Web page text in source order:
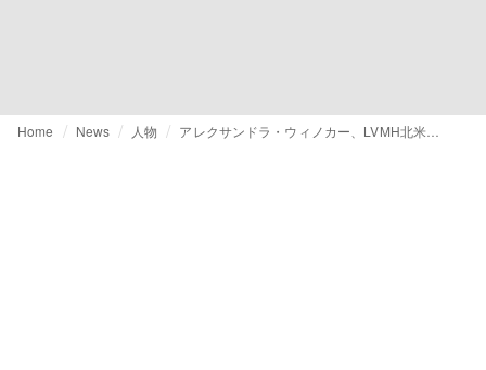
Home News 人物